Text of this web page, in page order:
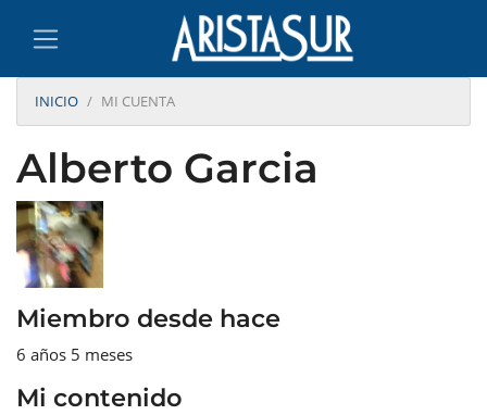
INICIO MI CUENTA
Alberto Garcia
Miembro desde hace
6 años 5 meses
Mi contenido